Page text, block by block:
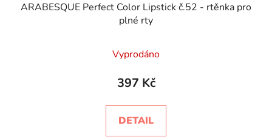
ARABESQUE Perfect Color Lipstick č.52 - rtěnka pro
plné rty
Vyprodáno
397 Kč
DETAIL